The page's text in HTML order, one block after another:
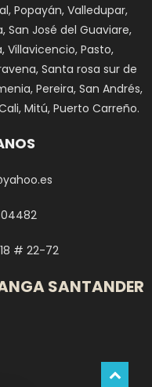
Popayán, Valledupar,
San José del Guaviare,
Villavicencio, Pasto,
Santa rosa sur de
Pereira, San Andrés,
Mitú, Puerto Carreño.
# 22-72
SANTANDER